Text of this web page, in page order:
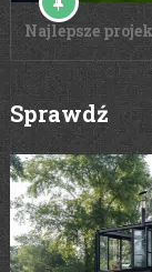
Najlepsze
Sprawdź